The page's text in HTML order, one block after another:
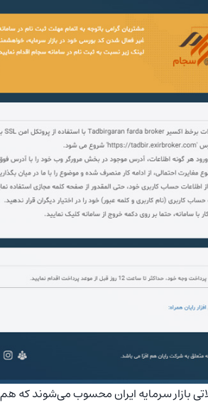
بازار سرمایه ایران محسوب می‌شوند که هم